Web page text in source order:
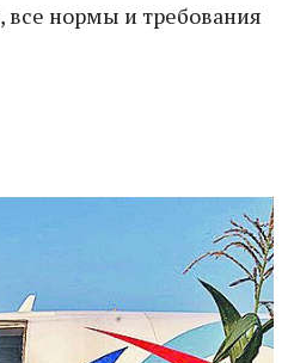
все нормы и требования